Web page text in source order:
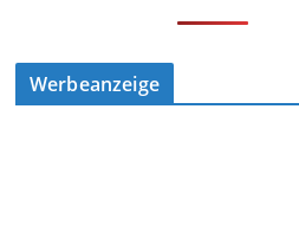
Werbeanzeige